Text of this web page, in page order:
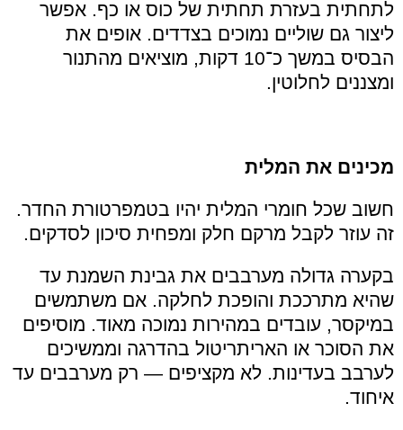
לתחתית בעזרת תחתית של כוס או כף. אפשר
ליצור גם שוליים נמוכים בצדדים. אופים את
הבסיס במשך כ־10 דקות, מוציאים מהתנור
ומצננים לחלוטין.
מכינים את המלית
חשוב שכל חומרי המלית יהיו בטמפרטורת החדר.
זה עוזר לקבל מרקם חלק ומפחית סיכון לסדקים.
בקערה גדולה מערבבים את גבינת השמנת עד
שהיא מתרככת והופכת לחלקה. אם משתמשים
במיקסר, עובדים במהירות נמוכה מאוד. מוסיפים
את הסוכר או האריתריטול בהדרגה וממשיכים
לערבב בעדינות. לא מקציפים — רק מערבבים עד
איחוד.